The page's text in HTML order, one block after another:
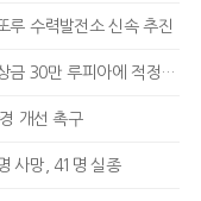
루 수력발전소 신속 추진
만 루피아에 적정성 제기
개선 촉구
사망, 41명 실종